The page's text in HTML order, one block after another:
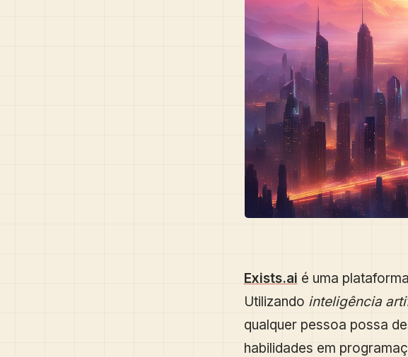
Exists.ai é uma
Utilizando inteligência
qualquer pessoa possa
habilidades em